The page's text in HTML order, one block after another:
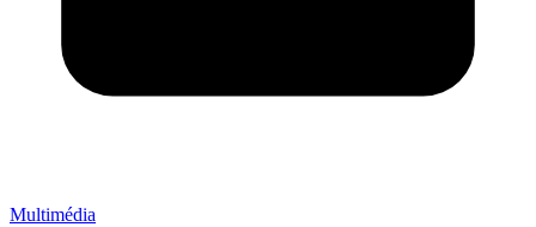
Multimédia